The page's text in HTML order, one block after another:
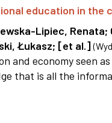
education in the
Lipiec, Renata;
Łukasz; [et al.] (
and economy seen
that is all the